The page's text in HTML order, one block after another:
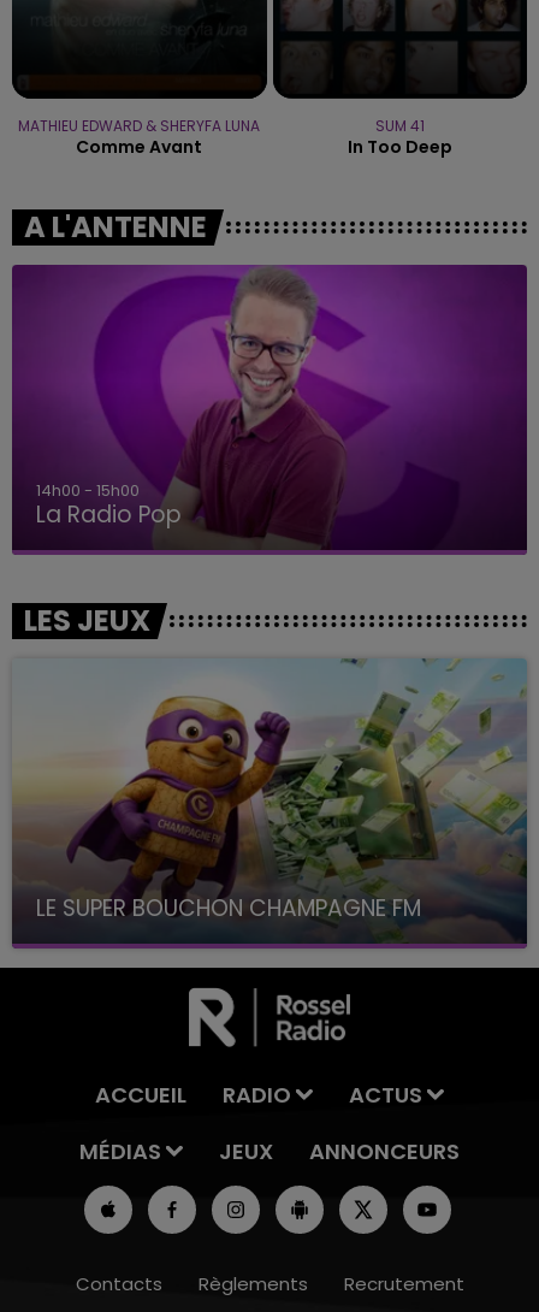
MATHIEU EDWARD & SHERYFA LUNA
Comme Avant
SUM 41
In Too Deep
A L'ANTENNE
14h00 - 15h00
La Radio Pop
LES JEUX
LE SUPER BOUCHON CHAMPAGNE FM
avec La Famille Champagne FM, à 8H10
ACCUEIL RADIO
ACTUS
MÉDIAS
JEUX ANNONCEURS
Contacts Règlements Recrutement